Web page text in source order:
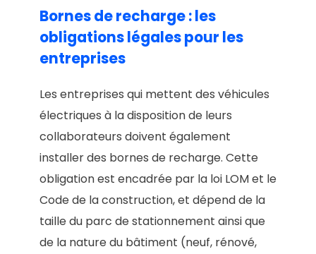
Bornes de recharge : les
obligations légales pour les
entreprises
Les entreprises qui mettent des véhicules
électriques à la disposition de leurs
collaborateurs doivent également
installer des bornes de recharge. Cette
obligation est encadrée par la loi LOM et le
Code de la construction, et dépend de la
taille du parc de stationnement ainsi que
de la nature du bâtiment (neuf, rénové,